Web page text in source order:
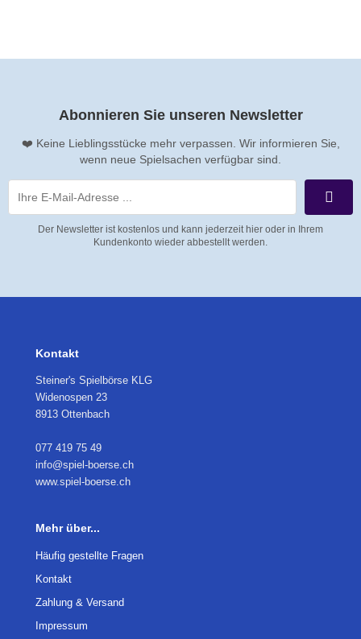
Abonnieren Sie unseren Newsletter
❤️ Keine Lieblingsstücke mehr verpassen. Wir informieren Sie,
wenn neue Spielsachen verfügbar sind.
Der Newsletter ist kostenlos und kann jederzeit hier oder in Ihrem
Kundenkonto wieder abbestellt werden.
Kontakt
Steiner's Spielbörse KLG
Widenospen 23
8913 Ottenbach
077 419 75 49
info@spiel-boerse.ch
www.spiel-boerse.ch
Mehr über...
Häufig gestellte Fragen
Kontakt
Zahlung & Versand
Impressum